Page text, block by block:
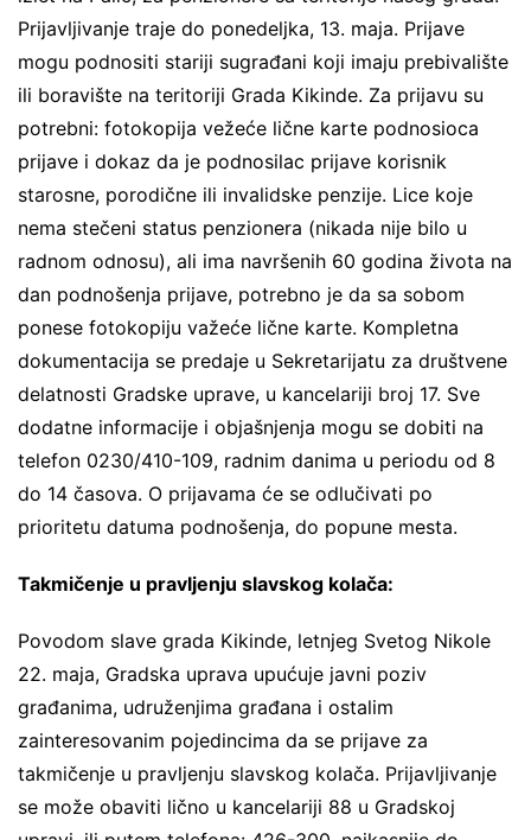
Prijavljivanje traje do ponedeljka, 13. maja. Prijave
mogu podnositi stariji sugrađani koji imaju prebivalište
ili boravište na teritoriji Grada Kikinde. Za prijavu su
potrebni: fotokopija vežeće lične karte podnosioca
prijave i dokaz da je podnosilac prijave korisnik
starosne, porodične ili invalidske penzije. Lice koje
nema stečeni status penzionera (nikada nije bilo u
radnom odnosu), ali ima navršenih 60 godina života na
dan podnošenja prijave, potrebno je da sa sobom
ponese fotokopiju važeće lične karte. Кompletna
dokumentacija se predaje u Sekretarijatu za društvene
delatnosti Gradske uprave, u kancelariji broj 17. Sve
dodatne informacije i objašnjenja mogu se dobiti na
telefon 0230/410-109, radnim danima u periodu od 8
do 14 časova. O prijavama će se odlučivati po
prioritetu datuma podnošenja, do popune mesta.
Takmičenje u pravljenju slavskog kolača:
Povodom slave grada Kikinde, letnjeg Svetog Nikole
22. maja, Gradska uprava upućuje javni poziv
građanima, udruženjima građana i ostalim
zainteresovanim pojedincima da se prijave za
takmičenje u pravljenju slavskog kolača. Prijavljivanje
se može obaviti lično u kancelariji 88 u Gradskoj